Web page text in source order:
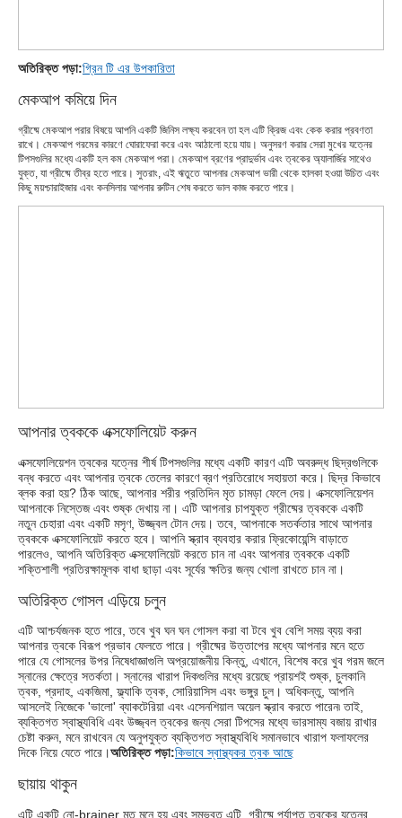
অতিরিক্ত পড়া:গ্রিন টি এর উপকারিতা
মেকআপ কমিয়ে দিন
গ্রীষ্মে মেকআপ পরার বিষয়ে আপনি একটি জিনিস লক্ষ্য করবেন তা হল এটি ক্রিজ এবং কেক করার প্রবণতা
রাখে। মেকআপ গরমের কারণে ঘোরাফেরা করে এবং আঠালো হয়ে যায়। অনুসরণ করার সেরা মুখের যত্নের
টিপসগুলির মধ্যে একটি হল কম মেকআপ পরা। মেকআপ ব্রণের প্রাদুর্ভাব এবং ত্বকের অ্যালার্জির সাথেও
যুক্ত, যা গ্রীষ্মে তীব্র হতে পারে। সুতরাং, এই ঋতুতে আপনার মেকআপ ভারী থেকে হালকা হওয়া উচিত এবং
কিছু ময়শ্চারাইজার এবং কনসিলার আপনার রুটিন শেষ করতে ভাল কাজ করতে পারে।
আপনার ত্বককে এক্সফোলিয়েট করুন
এক্সফোলিয়েশন ত্বকের যত্নের শীর্ষ টিপসগুলির মধ্যে একটি কারণ এটি অবরুদ্ধ ছিদ্রগুলিকে
বন্ধ করতে এবং আপনার ত্বকে তেলের কারণে ব্রণ প্রতিরোধে সহায়তা করে। ছিদ্র কিভাবে
ব্লক করা হয়? ঠিক আছে, আপনার শরীর প্রতিদিন মৃত চামড়া ফেলে দেয়। এক্সফোলিয়েশন
আপনাকে নিস্তেজ এবং শুষ্ক দেখায় না। এটি আপনার চাপযুক্ত গ্রীষ্মের ত্বককে একটি
নতুন চেহারা এবং একটি মসৃণ, উজ্জ্বল টোন দেয়। তবে, আপনাকে সতর্কতার সাথে আপনার
ত্বককে এক্সফোলিয়েট করতে হবে। আপনি স্ক্রাব ব্যবহার করার ফ্রিকোয়েন্সি বাড়াতে
পারলেও, আপনি অতিরিক্ত এক্সফোলিয়েট করতে চান না এবং আপনার ত্বককে একটি
শক্তিশালী প্রতিরক্ষামূলক বাধা ছাড়া এবং সূর্যের ক্ষতির জন্য খোলা রাখতে চান না।
অতিরিক্ত গোসল এড়িয়ে চলুন
এটি আশ্চর্যজনক হতে পারে, তবে খুব ঘন ঘন গোসল করা বা টবে খুব বেশি সময় ব্যয় করা
আপনার ত্বকে বিরূপ প্রভাব ফেলতে পারে। গ্রীষ্মের উত্তাপের মধ্যে আপনার মনে হতে
পারে যে গোসলের উপর নিষেধাজ্ঞাগুলি অপ্রয়োজনীয় কিন্তু, এখানে, বিশেষ করে খুব গরম জলে
স্নানের ক্ষেত্রে সতর্কতা। স্নানের খারাপ দিকগুলির মধ্যে রয়েছে প্রায়শই শুষ্ক, চুলকানি
ত্বক, প্রদাহ, একজিমা, ফ্ল্যাকি ত্বক, সোরিয়াসিস এবং ভঙ্গুর চুল। অধিকন্তু, আপনি
আসলেই নিজেকে 'ভালো' ব্যাকটেরিয়া এবং এসেনশিয়াল অয়েল স্ক্রাব করতে পারেন৷ তাই,
ব্যক্তিগত স্বাস্থ্যবিধি এবং উজ্জ্বল ত্বকের জন্য সেরা টিপসের মধ্যে ভারসাম্য বজায় রাখার
চেষ্টা করুন, মনে রাখবেন যে অনুপযুক্ত ব্যক্তিগত স্বাস্থ্যবিধি সমানভাবে খারাপ ফলাফলের
দিকে নিয়ে যেতে পারে।অতিরিক্ত পড়া:কিভাবে স্বাস্থ্যকর ত্বক আছে
ছায়ায় থাকুন
এটি একটি নো-brainer মত মনে হয় এবং সম্ভবত এটি. গ্রীষ্মে পর্যাপ্ত ত্বকের যত্নের